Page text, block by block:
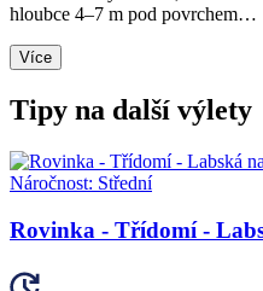
hloubce 4–7 m pod povrchem…
Více
Tipy na další výlety
Náročnost: Střední
Rovinka - Třídomí -